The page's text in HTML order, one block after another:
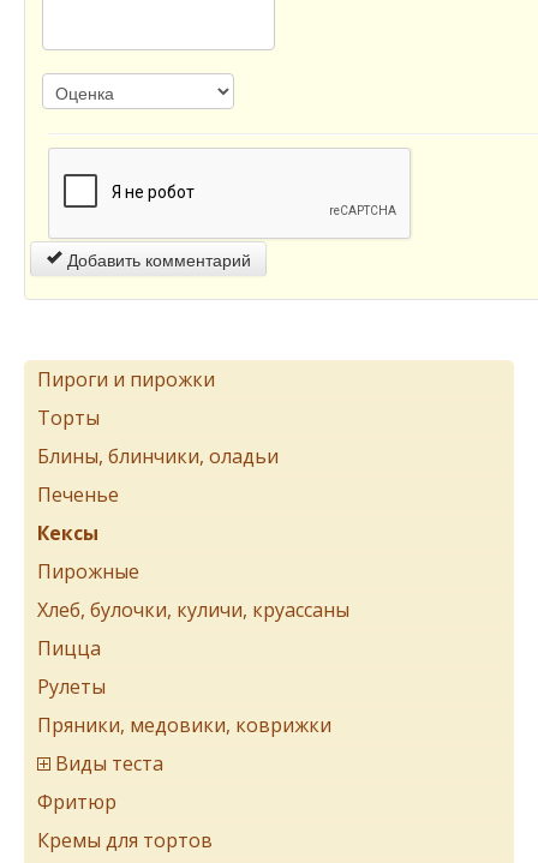
Добавить комментарий
Пироги и пирожки
Торты
Блины, блинчики, оладьи
Печенье
Кексы
Пирожные
Хлеб, булочки, куличи, круассаны
Пицца
Рулеты
Пряники, медовики, коврижки
Виды теста
Фритюр
Кремы для тортов